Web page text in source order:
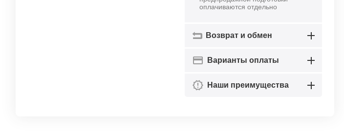
оплачиваются отдельно
Возврат и обмен
Варианты оплаты
Наши преимущества